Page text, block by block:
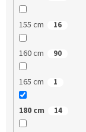
155 cm 16
160 cm 90
165 cm 1
180 cm 14